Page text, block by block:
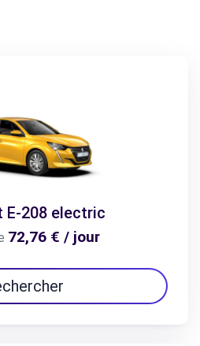
E-208 electric
72,76 € / jour